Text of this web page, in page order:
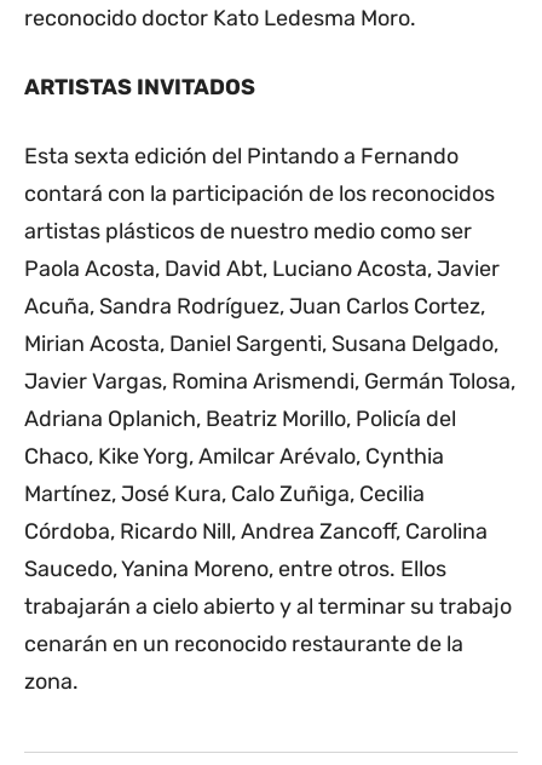
reconocido doctor Kato Ledesma Moro.
ARTISTAS INVITADOS
Esta sexta edición del Pintando a Fernando
contará con la participación de los reconocidos
artistas plásticos de nuestro medio como ser
Paola Acosta, David Abt, Luciano Acosta, Javier
Acuña, Sandra Rodríguez, Juan Carlos Cortez,
Mirian Acosta, Daniel Sargenti, Susana Delgado,
Javier Vargas, Romina Arismendi, Germán Tolosa,
Adriana Oplanich, Beatriz Morillo, Policía del
Chaco, Kike Yorg, Amilcar Arévalo, Cynthia
Martínez, José Kura, Calo Zuñiga, Cecilia
Córdoba, Ricardo Nill, Andrea Zancoff, Carolina
Saucedo, Yanina Moreno, entre otros. Ellos
trabajarán a cielo abierto y al terminar su trabajo
cenarán en un reconocido restaurante de la
zona.